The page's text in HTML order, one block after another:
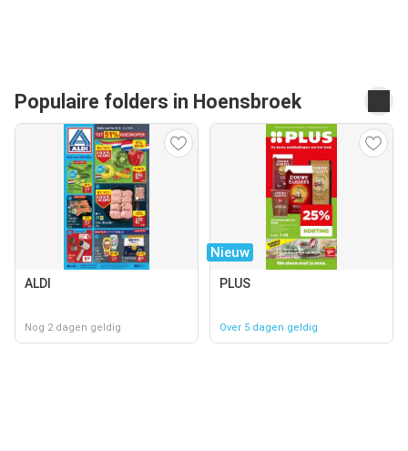
Populaire folders in Hoensbroek
ALDI
Nog 2 dagen geldig
Nieuw
PLUS
Over 5 dagen geldig